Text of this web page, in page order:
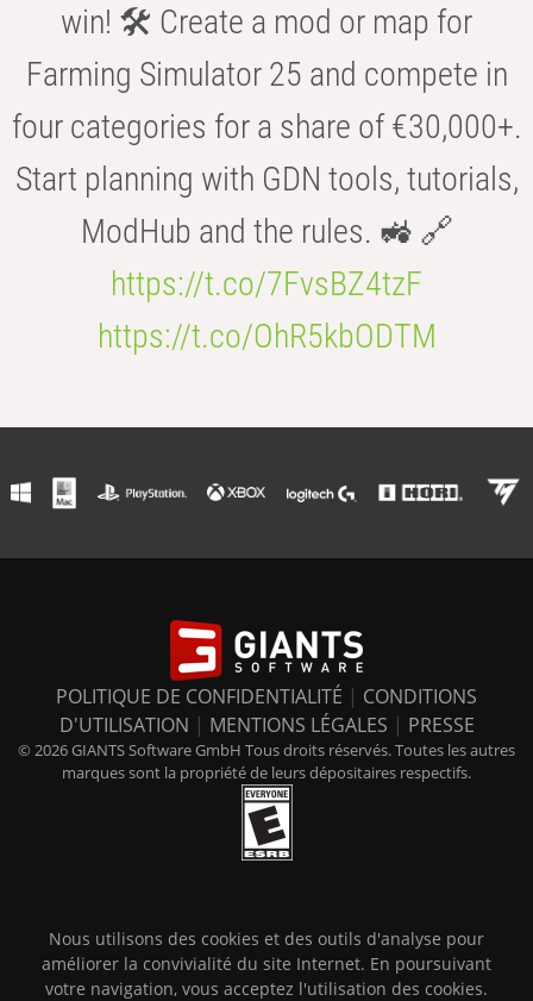
win! 🛠️ Create a mod or map for
Farming Simulator 25 and compete in
four categories for a share of €30,000+.
Start planning with GDN tools, tutorials,
ModHub and the rules. 🚜 🔗
https://t.co/7FvsBZ4tzF
https://t.co/OhR5kbODTM
POLITIQUE DE CONFIDENTIALITÉ | CONDITIONS
D'UTILISATION | MENTIONS LÉGALES | PRESSE
© 2026 GIANTS Software GmbH Tous droits réservés. Toutes les autres
marques sont la propriété de leurs dépositaires respectifs.
Nous utilisons des cookies et des outils d'analyse pour
améliorer la convivialité du site Internet. En poursuivant
votre navigation, vous acceptez l'utilisation des cookies.